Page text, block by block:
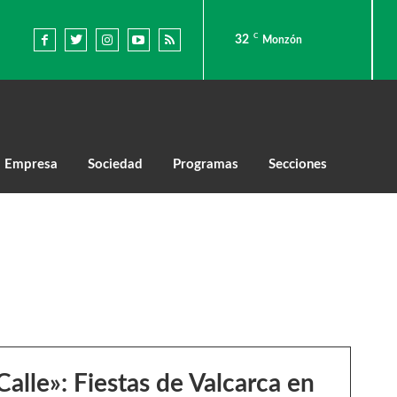
32 C Monzón
Empresa Sociedad Programas Secciones
Fiestas de Valcarca en